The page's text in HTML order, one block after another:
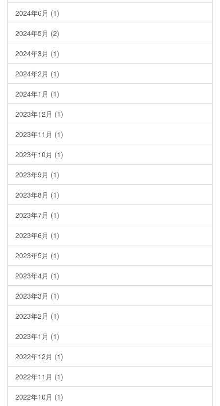
2024年6月 (1)
2024年5月 (2)
2024年3月 (1)
2024年2月 (1)
2024年1月 (1)
2023年12月 (1)
2023年11月 (1)
2023年10月 (1)
2023年9月 (1)
2023年8月 (1)
2023年7月 (1)
2023年6月 (1)
2023年5月 (1)
2023年4月 (1)
2023年3月 (1)
2023年2月 (1)
2023年1月 (1)
2022年12月 (1)
2022年11月 (1)
2022年10月 (1)